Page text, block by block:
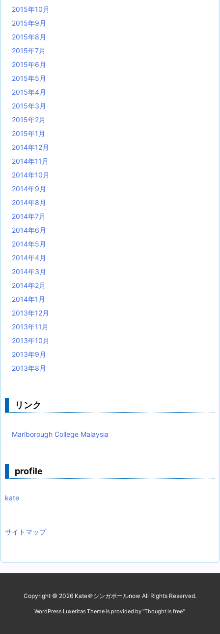
2015年10月
2015年9月
2015年8月
2015年7月
2015年6月
2015年5月
2015年4月
2015年3月
2015年2月
2015年1月
2014年12月
2014年11月
2014年10月
2014年9月
2014年8月
2014年7月
2014年6月
2014年5月
2014年4月
2014年3月
2014年2月
2014年1月
2013年12月
2013年11月
2013年10月
2013年9月
2013年8月
リンク
Marlborough College Malaysia
profile
kate
サイトマップ
Copyright © 2026 Kate＠シンガポールnow All Rights Reserved.
WordPress Luxeritas Theme is provided by "Thought is free".